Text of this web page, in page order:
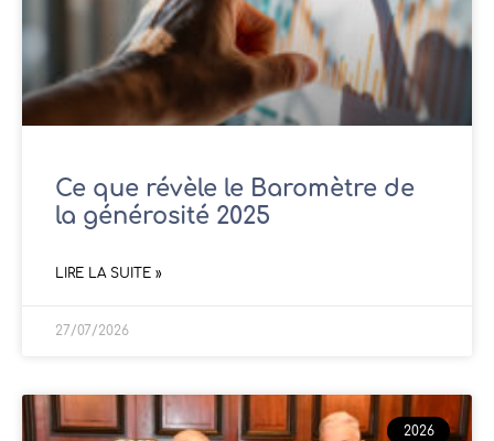
Ce que révèle le Baromètre de
la générosité 2025
LIRE LA SUITE »
27/07/2026
2026